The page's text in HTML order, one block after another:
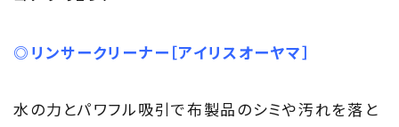
◎ リンサークリーナー［アイリスオーヤマ］
水の力とパワフル吸引で布製品のシミや汚れを落と